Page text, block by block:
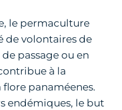
le permaculture
de volontaires de
passage ou en
à la
panaméenes.
endémiques, le but